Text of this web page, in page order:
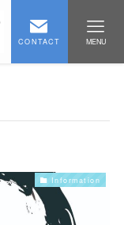
CONTACT MENU
Information